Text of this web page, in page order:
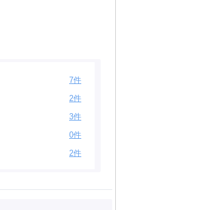
7件
2件
3件
0件
2件